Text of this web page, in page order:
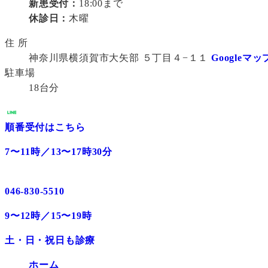
新患受付： 18:00まで
休診日： 木曜
住 所
神奈川県横須賀市大矢部 ５丁目４−１１ Googleマッ
駐車場
18台分
順番受付はこちら
7〜11時／13〜17時30分
046-830-5510
9〜12時／15〜19時
土・日・祝日も診療
ホーム